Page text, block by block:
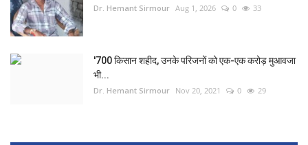
Dr. Hemant Sirmour Aug 1, 2026 0 33
'700 किसान शहीद, उनके परिजनों को एक-एक करोड़ मुआवजा
भी...
Dr. Hemant Sirmour Nov 20, 2021 0 29